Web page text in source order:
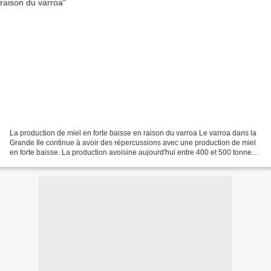
La production de miel en forte baisse en raison du varroa Le varroa dans la
Grande Ile continue à avoir des répercussions avec une production de miel
en forte baisse. La production avoisine aujourd'hui entre 400 et 500 tonnes à